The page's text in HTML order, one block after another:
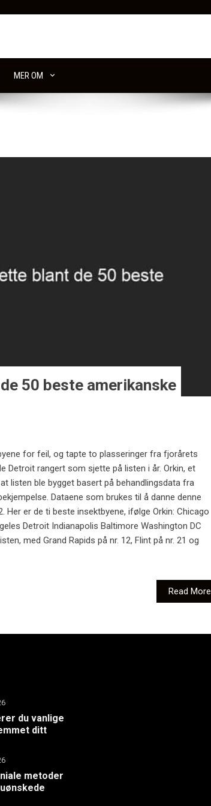
MER OM
50 beste amerikanske
for feil, og tapte to plasseringer fra fjorårets
Detroit rangert som sjette på listen i år. Orkin, et
listen ble bygget basert på behandlingsdata fra
Dataene som brukes til å danne denne
er de ti beste insektbyene, ifølge Orkin: Chicago
Detroit Indianapolis Baltimore Washington DC
med Grand Rapids på nr. 12, Flint på nr. 21 og
Read More
du vanlige
ditt
metoder